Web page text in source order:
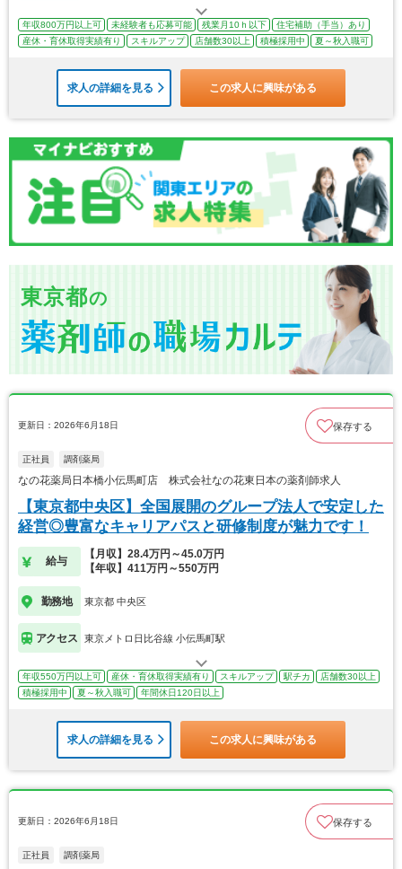
年収800万円以上可 未経験者も応募可能 残業月10ｈ以下
住宅補助（手当）あり
産休・育休取得実績有り
スキルアップ 店舗数30以上 積極採用中 夏～秋入職可
求人の詳細を見る この求人に興味がある
東京都の
更新日：2026年6月18日 保存する
正社員 調剤薬局
なの花薬局日本橋小伝馬町店 株式会社なの花東日本の薬剤師求人
【東京都中央区】全国展開のグループ法人で安定した
経営◎豊富なキャリアパスと研修制度が魅力です！
給与
【月収】28.4万円～45.0万円
【年収】411万円～550万円
勤務地 東京都 中央区
アクセス 東京メトロ日比谷線 小伝馬町駅
年収550万円以上可 産休・育休取得実績有り スキルアップ 駅チカ
店舗数30以上
積極採用中
夏～秋入職可 年間休日120日以上
求人の詳細を見る この求人に興味がある
更新日：2026年6月18日 保存する
正社員 調剤薬局